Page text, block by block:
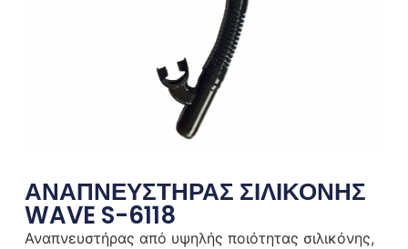
ΑΝΑΠΝΕΥΣΤΗΡΑΣ ΣΙΛΙΚΟΝΗΣ
WAVE S-6118
Αναπνευστήρας από υψηλής ποιότητας σιλικόνης,